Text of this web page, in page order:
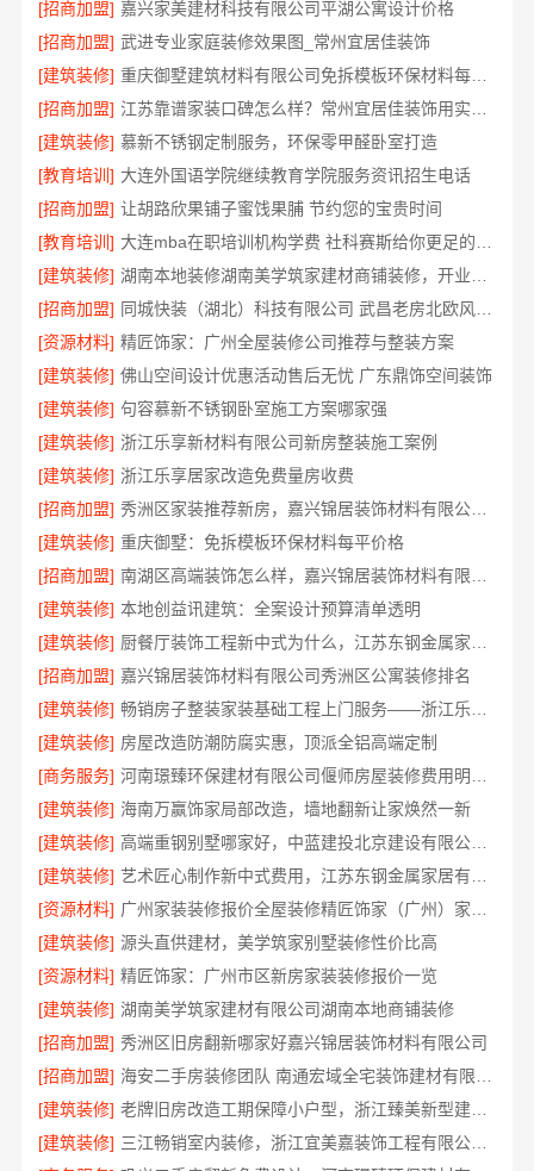
[招商加盟] 嘉兴家美建材科技有限公司平湖公寓设计价格
[招商加盟] 武进专业家庭装修效果图_常州宜居佳装饰
[建筑装修]
重庆御墅建筑材料有限公司免拆模板环保材料每平价格
[招商加盟]
[建筑装修] 慕新不锈钢定制服务，环保零甲醛卧室打造
[教育培训] 大连外国语学院继续教育学院服务资讯招生电话
[招商加盟] 让胡路欣果铺子蜜饯果脯 节约您的宝贵时间
[教育培训]
[建筑装修]
[招商加盟]
[资源材料] 精匠饰家：广州全屋装修公司推荐与整装方案
[建筑装修] 佛山空间设计优惠活动售后无忧 广东鼎饰空间装饰
[建筑装修] 句容慕新不锈钢卧室施工方案哪家强
[建筑装修] 浙江乐享新材料有限公司新房整装施工案例
[建筑装修] 浙江乐享居家改造免费量房收费
[招商加盟]
秀洲区家装推荐新房，嘉兴锦居装饰材料有限公司一站式服务
[建筑装修] 重庆御墅：免拆模板环保材料每平价格
[招商加盟]
[建筑装修] 本地创益讯建筑：全案设计预算清单透明
[建筑装修]
[招商加盟] 嘉兴锦居装饰材料有限公司秀洲区公寓装修排名
[建筑装修]
[建筑装修] 房屋改造防潮防腐实惠，顶派全铝高端定制
[商务服务]
[建筑装修] 海南万赢饰家局部改造，墙地翻新让家焕然一新
[建筑装修]
高端重钢别墅哪家好，中蓝建投北京建设有限公司四川
[建筑装修]
[资源材料]
[建筑装修] 源头直供建材，美学筑家别墅装修性价比高
[资源材料] 精匠饰家：广州市区新房家装装修报价一览
[建筑装修] 湖南美学筑家建材有限公司湖南本地商铺装修
[招商加盟] 秀洲区旧房翻新哪家好嘉兴锦居装饰材料有限公司
[招商加盟]
[建筑装修]
老牌旧房改造工期保障小户型，浙江臻美新型建材有限公司
[建筑装修]
三江畅销室内装修，浙江宜美嘉装饰工程有限公司实景案例